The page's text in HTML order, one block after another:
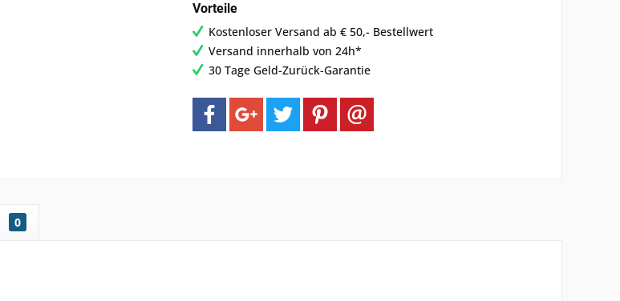
Vorteile
Kostenloser Versand ab € 50,- Bestellwert
Versand innerhalb von 24h*
30 Tage Geld-Zurück-Garantie
0